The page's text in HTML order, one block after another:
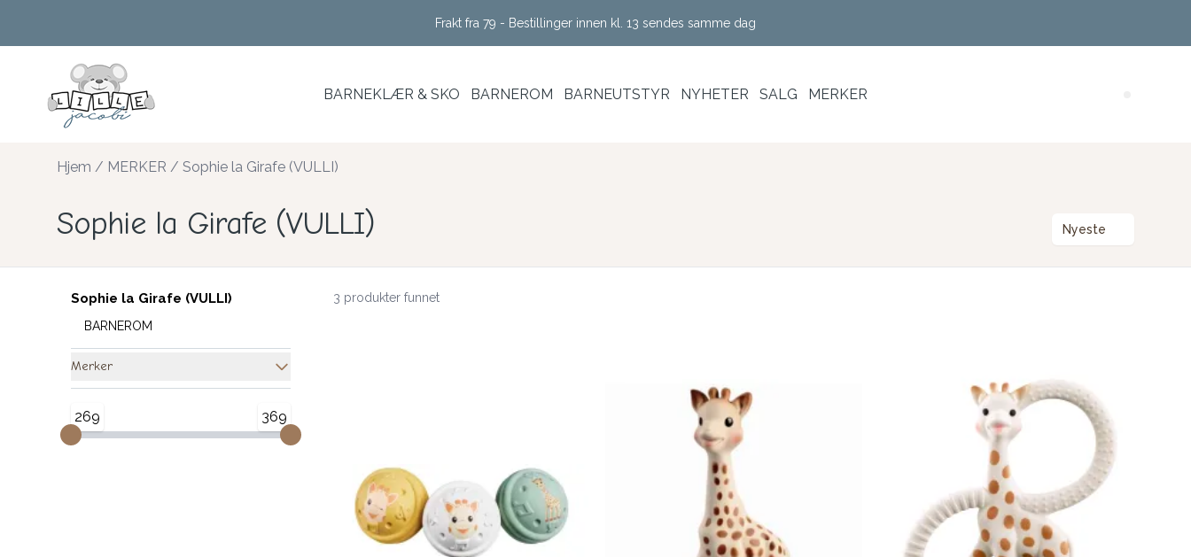
Frakt fra 79 - Bestillinger innen kl. 13 sendes samme dag
BARNEKLÆR & SKO BARNEROM BARNEUTSTYR NYHETER SALG MERKER
Hjem / MERKER / Sophie la Girafe (VULLI)
Sophie la Girafe (VULLI) Nyeste
Sophie la Girafe (VULLI)
BARNEROM
Merker
269 369
3 produkter funnet